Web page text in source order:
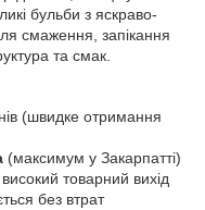
бульби з яскраво-
смаження, запікання
та смак.
(швидке отримання
(максимум у Закарпатті)
товарний вихід
без втрат